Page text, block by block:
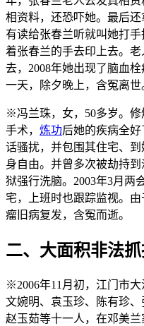
相资料，还恐吓她。最后
有读给张春兰听就叫她打
着张春兰的手去印上去。
去，2008年她出现了脑血
一天，除夕晚上，含冤离世
※冯兰珠，女，50多岁。修
手术， 炼功后她的疾病全
话骚扰，并包围其住宅、
身自由。并曾多次被劫持
狱强行洗脑。2003年3月两
宅，上班时也跟踪监视。
瘤旧病复发，含冤而逝。
二、大面积非法
※2006年11月初，江门市大
文婉明、袁玉珍、陈有珍、
赵玉茹等十一人，在邓美